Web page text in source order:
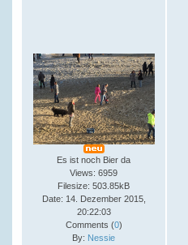
Es ist noch Bier da
Views: 6959
Filesize: 503.85kB
Date: 14. Dezember 2015,
20:22:03
Comments (0)
By: Nessie